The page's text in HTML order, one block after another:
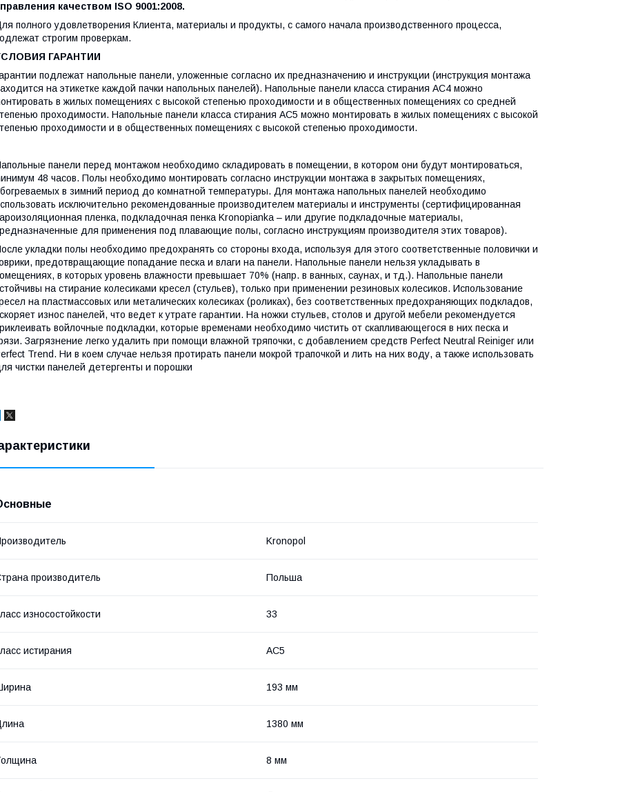
кaчеством ISO 9001:2008.
полного удовлетворения Клиента, материалы и продукты, с самого начала производственного процесса,
строгим проверкам.
ГАРАНТИИ
подлежат напольные панели, уложенные согласно их предназначению и инструкции (инструкция монтажа
на этикетке каждой пачки напольных панелей). Напольные панели класса стирания AC4 можно
в жилых помещениях с высокой степенью проходимости и в общественных помещениях со средней
проходимости. Напольные панели класса стирания AC5 можно монтировать в жилых помещениях с высокой
проходимости и в общественных помещениях с высокой степенью проходимости.
панели перед монтажом необходимо складировать в помещении, в котором они будут монтироваться,
48 часов. Полы необходимо монтировать согласно инструкции монтажа в закрытых помещениях,
в зимний период до комнатной температуры. Для монтажа напольных панелей необходимо
исключительно рекомендованные производителем материалы и инструменты (сертифицированная
пленка, подкладочная пенка Kronopianka – или другие подкладочные материалы,
для применения под плавающие полы, согласно инструкциям производителя этих товаров).
укладки полы необходимо предохранять со стороны входа, используя для этого соответственные половички и
предотвращающие попадание песка и влаги на панели. Напольные панели нельзя укладывать в
в которых уровень влажности превышает 70% (напр. в ванных, саунах, и тд.). Напольные панели
на стирание колесиками кресел (стульев), только при применении резиновых колесиков. Использование
на пластмассовых или металических колесиках (роликах), без соответственных предохраняющих подкладов,
износ панелей, что ведет к утрате гарантии. На ножки стульев, столов и другой мебели рекомендуется
войлочные подкладки, которые временами необходимо чистить от скапливающегося в них песка и
Загрязнение легко удалить при помощи влажной тряпочки, с добавлением средств Perfect Neutral Reiniger или
Trend. Ни в коем случае нельзя протирать панели мокрой трапочкой и лить на них воду, а также использовать
чистки панелей детергенты и порошки
Kronopol
производитель Польша
износостойкости 33
истирания АС5
193 мм
1380 мм
8 мм